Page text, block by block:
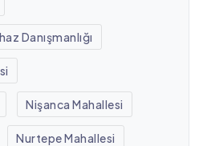
Danışmanlığı
Nişanca Mahallesi
Nurtepe Mahallesi